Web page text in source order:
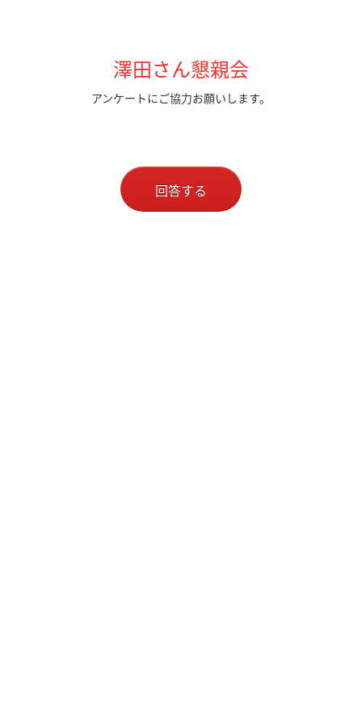
澤田さん懇親会
アンケートにご協力お願いします。
回答する